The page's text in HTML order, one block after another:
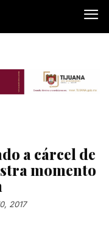
a cárcel de
momento
2017